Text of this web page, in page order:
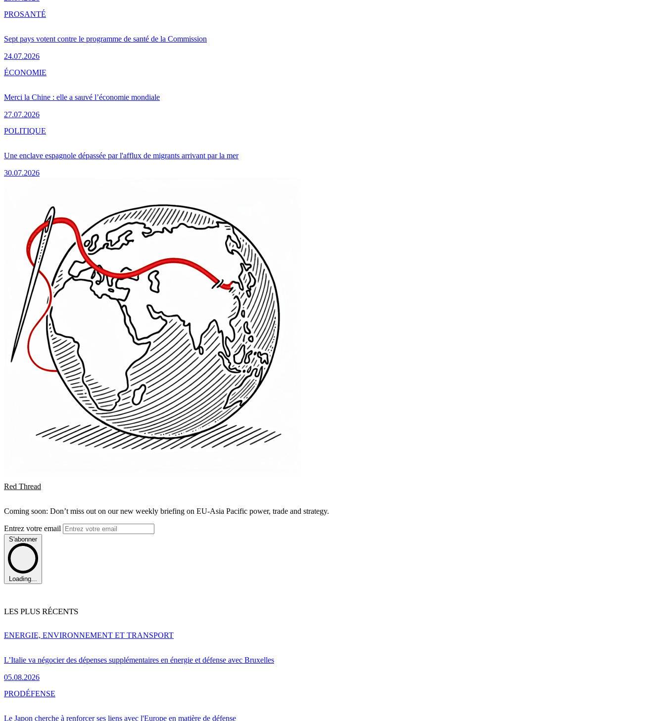
Sept pays votent contre le programme de santé de la Commission
24.07.2026
PROSANTÉ
Merci la Chine : elle a sauvé l’économie mondiale
27.07.2026
ÉCONOMIE
Une enclave espagnole dépassée par l'afflux de migrants arrivant par la mer
30.07.2026
POLITIQUE
Red Thread
Coming soon: Don’t miss out on our new weekly briefing on EU-Asia Pacific power, trade and strategy.
Entrez votre email
S'abonner
Loading...
LES PLUS RÉCENTS
L’Italie va négocier des dépenses supplémentaires en énergie et défense avec Bruxelles
05.08.2026
ENERGIE, ENVIRONNEMENT ET TRANSPORT
Le Japon cherche à renforcer ses liens avec l'Europe en matière de défense
PRODÉFENSE